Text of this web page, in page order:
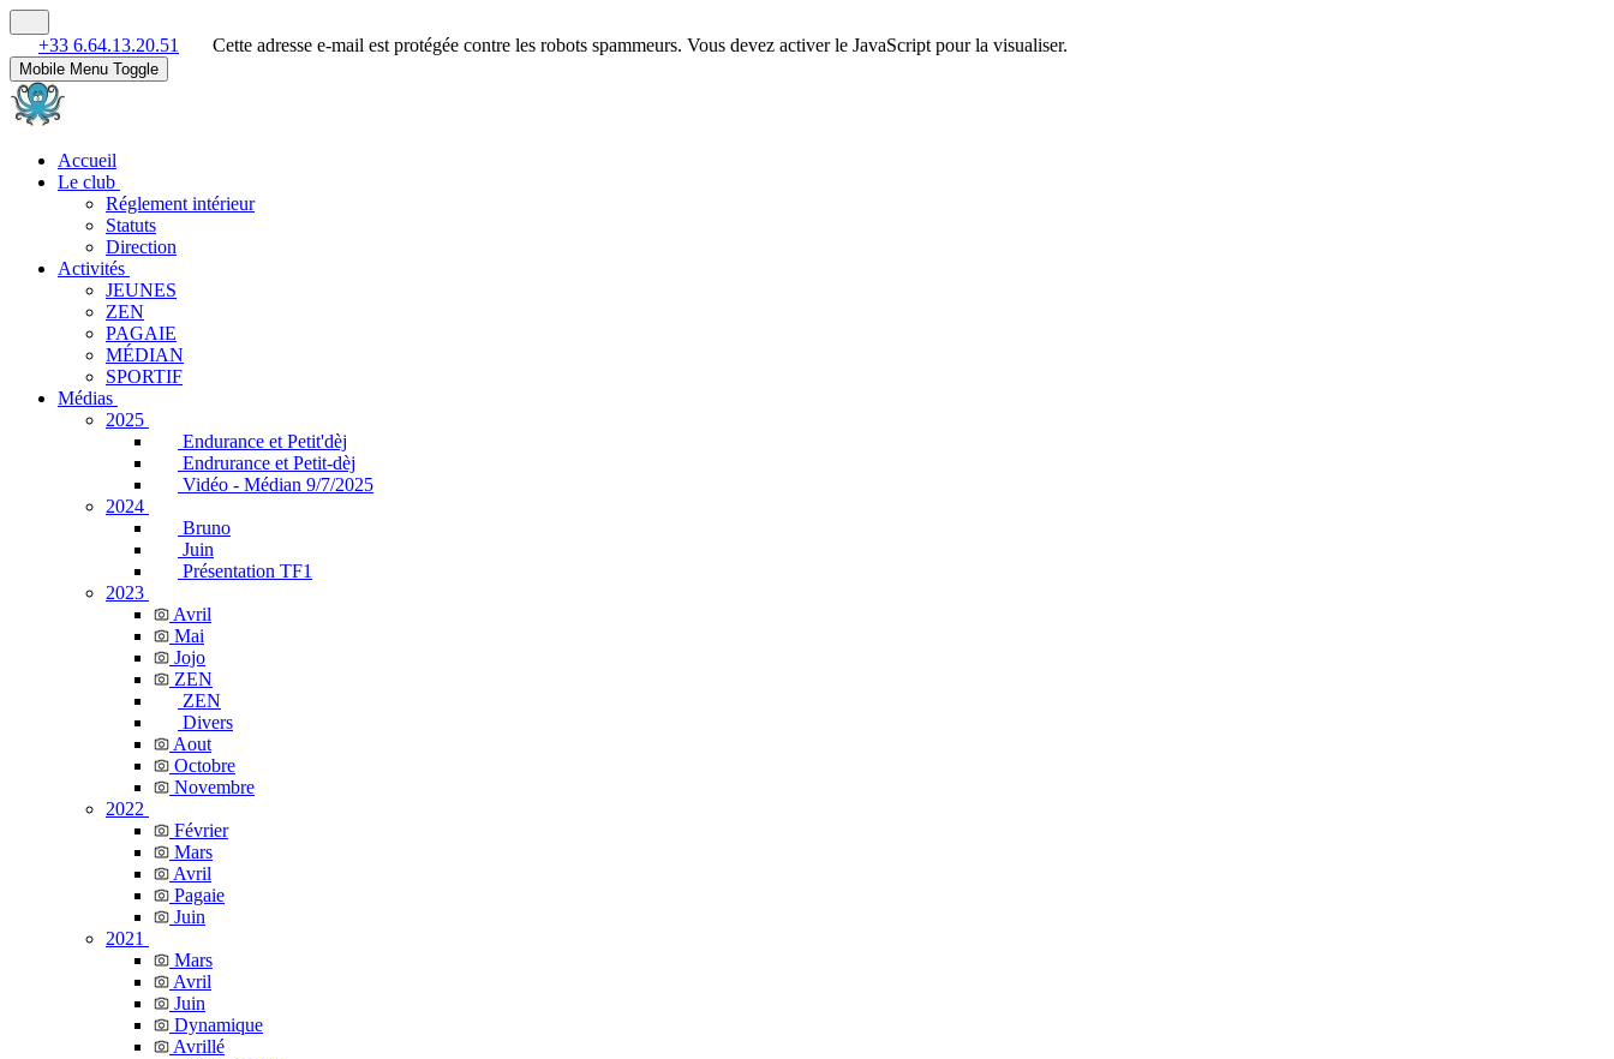
+33 6.64.13.20.51 Cette adresse e-mail est protégée contre les robots spammeurs. Vous devez activer le JavaScript pour la visualiser.
Mobile Menu Toggle
Accueil
Le club
Réglement intérieur
Statuts
Direction
Activités
JEUNES
ZEN
PAGAIE
MÉDIAN
SPORTIF
Médias
2025
Endurance et Petit'dèj
Endrurance et Petit-dèj
Vidéo - Médian 9/7/2025
2024
Bruno
Juin
Présentation TF1
2023
Avril
Mai
Jojo
ZEN
ZEN
Divers
Aout
Octobre
Novembre
2022
Février
Mars
Avril
Pagaie
Juin
2021
Mars
Avril
Juin
Dynamique
Avrillé